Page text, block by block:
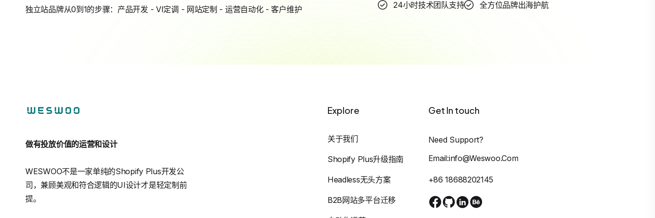
独立站品牌从0到1的步骤：产品开发 - VI定调 - 网站定制 - 运营自动化 - 客户维护 24小时技术团队支持 全方位品牌出海护航
做有投放价值的运营和设计
WESWOO不是一家单纯的Shopify Plus开发公
司，兼顾美观和符合逻辑的UI设计才是轻定制前
提。
Explore
关于我们
Shopify Plus升级指南
Headless无头方案
B2B网站多平台迁移
Get In touch
Need Support?
Email:info@weswoo.com
+86 18688202145